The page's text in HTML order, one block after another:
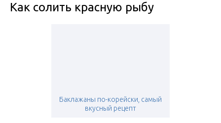
Как солить красную рыбу
Баклажаны по-корейски, самый
вкусный рецепт